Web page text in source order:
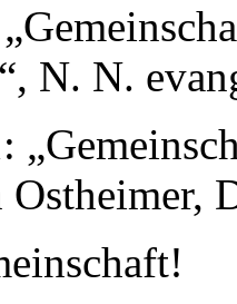
N. N.